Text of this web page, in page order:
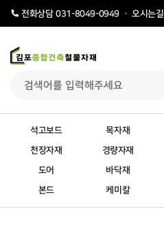
전화상담 031-8049-0949 오시는길
석고보드 목자재
천장자재 경량자재
도어 바닥재
본드 케미칼